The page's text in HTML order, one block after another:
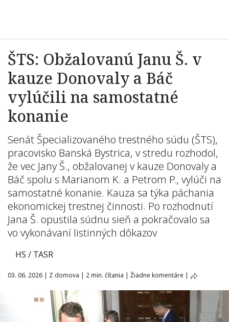
ŠTS: Obžalovanú Janu Š. v
kauze Donovaly a Báč
vylúčili na samostatné
konanie
Senát Špecializovaného trestného súdu (ŠTS),
pracovisko Banská Bystrica, v stredu rozhodol,
že vec Jany Š., obžalovanej v kauze Donovaly a
Báč spolu s Marianom K. a Petrom P., vylúči na
samostatné konanie. Kauza sa týka páchania
ekonomickej trestnej činnosti. Po rozhodnutí
Jana Š. opustila súdnu sieň a pokračovalo sa
vo vykonávaní listinných dôkazov
HS / TASR
03. 06. 2026 | Z domova | 2 min. čítania | Žiadne komentáre |